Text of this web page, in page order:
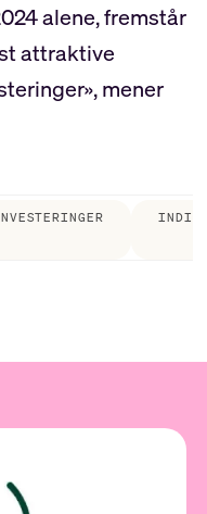
alene, fremstår
attraktive
mener
INDIA